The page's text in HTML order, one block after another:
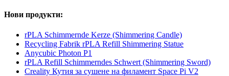
Нови продукти:
rPLA Schimmernde Kerze (Shimmering Candle)
Recycling Fabrik rPLA Refill Shimmering Statue
Anycubic Photon P1
rPLA Refill Schimmerndes Schwert (Shimmering Sword)
Creality Кутия за сушене на филамент Space Pi V2